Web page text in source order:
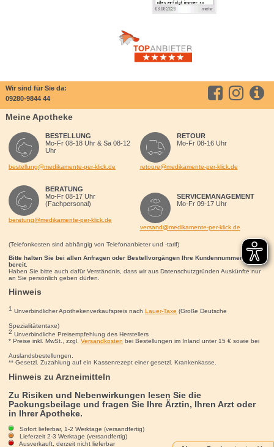
Wir sind für Sie da:
09280-9844 44
Meine Apotheke
BESTELLUNG
Mo-Fr 08-18 Uhr & Sa 08-12
Uhr
bestellung@medikamente-per-klick.de
BERATUNG
Mo-Fr 08-17 Uhr
(Fachpersonal)
beratung@medikamente-per-klick.de
RETOUR
Mo-Fr 08-16 Uhr
retoure@medikamente-per-klick.de
SERVICEMANAGEMENT
Mo-Fr 09-17 Uhr
versand@medikamente-per-klick.de
(Telefonkosten sind abhängig von Telefonanbieter und -tarif)
Bitte halten Sie bei allen Anfragen oder Bestellvorgängen Ihre Kundennummer für uns
bereit.
Haben Sie bitte auch dafür Verständnis, dass wir aus Datenschutzgründen Auskünfte nur
an Sie persönlich geben dürfen.
Hinweis
1 Unverbindlicher Apothekenverkaufspreis nach Lauer-Taxe (Große Deutsche
Spezialitätentaxe)
2 Unverbindliche Preisempfehlung des Herstellers
* Preise inkl. MwSt., zzgl. Versandkosten bei Bestellungen im Inland unter 15 €sowie bei
Auslandsbestellungen.
** Gesetzl. Zuzahlung auf ein Kassenrezept einer gesetzl. Krankenkasse.
Hinweis zu Arzneimitteln
Zu Risiken und Nebenwirkungen lesen Sie die
Packungsbeilage und fragen Sie Ihre Ärztin, Ihren Arzt oder
in Ihrer Apotheke.
Sofort lieferbar, 1-2 Werktage (versandfertig)
Lieferzeit 2-3 Werktage (versandfertig)
Ausverkauft, derzeit nicht lieferbar